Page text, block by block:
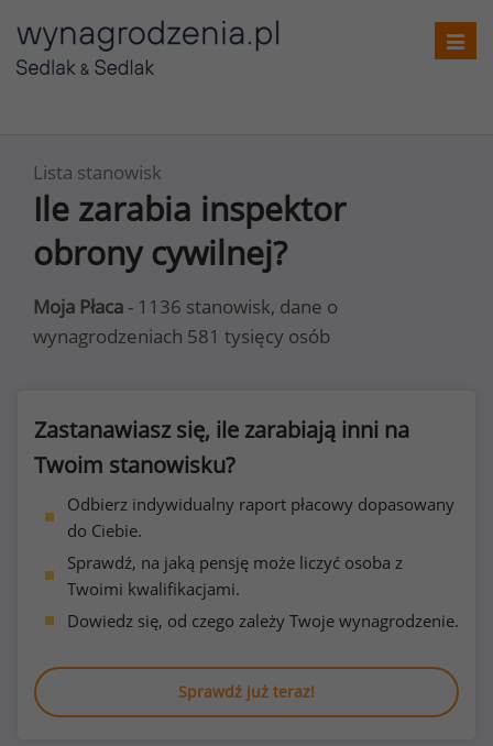
Lista stanowisk
Ile zarabia inspektor
obrony cywilnej?
Moja Płaca - 1136 stanowisk, dane o
wynagrodzeniach 581 tysięcy osób
Zastanawiasz się, ile zarabiają inni na
Twoim stanowisku?
Odbierz indywidualny raport płacowy dopasowany
do Ciebie.
Sprawdź, na jaką pensję może liczyć osoba z
Twoimi kwalifikacjami.
Dowiedz się, od czego zależy Twoje wynagrodzenie.
Sprawdź już teraz!